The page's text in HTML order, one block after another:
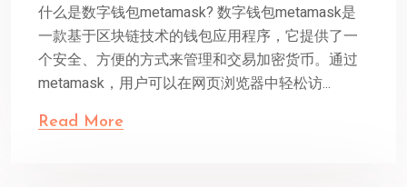
什么是数字钱包metamask? 数字钱包metamask是
一款基于区块链技术的钱包应用程序，它提供了一
个安全、方便的方式来管理和交易加密货币。通过
metamask，用户可以在网页浏览器中轻松访...
Read More